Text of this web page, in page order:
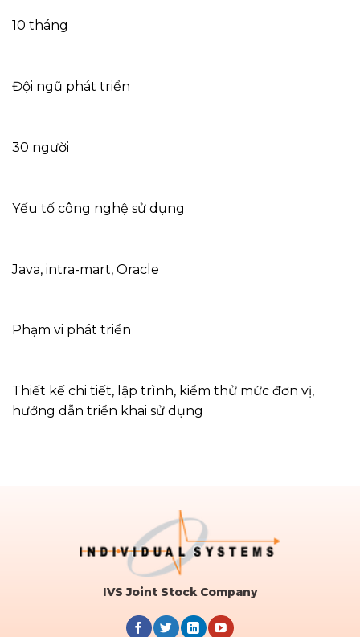
10 tháng
Đội ngũ phát triển
30 người
Yếu tố công nghệ sử dụng
Java, intra-mart, Oracle
Phạm vi phát triển
Thiết kế chi tiết, lập trình, kiểm thử mức đơn vị,
hướng dẫn triển khai sử dụng
IVS Joint Stock Company